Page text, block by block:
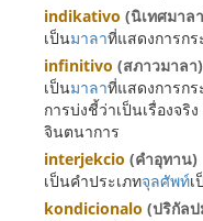
indikativo (นิเทศมาล
เป็นมาลาที่แสดงการก
infinitivo (สภาวมาลา)
เป็นมาลาที่แสดงการก
การบ่งชี้ว่าเป็นเรื่องจริ
จินตนาการ
interjekcio (คำอุทาน)
เป็นคำประเภทจุลศัพท์
kondicionalo (ปริกัล